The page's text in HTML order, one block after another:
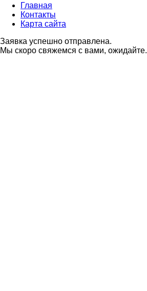
Главная
Контакты
Карта сайта
Заявка успешно отправлена.
Мы скоро свяжемся с вами, ожидайте.